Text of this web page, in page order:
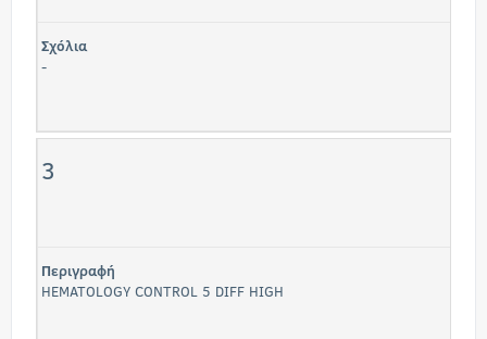
Σχόλια
-
3
Περιγραφή
HEMATOLOGY CONTROL 5 DIFF HIGH